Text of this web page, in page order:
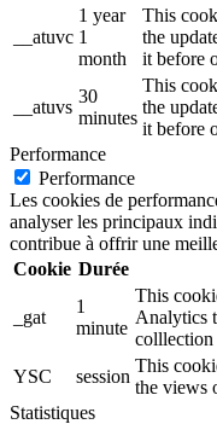
__atuvc
1 year
1
month
This
the
it before
__atuvs
30
minutes
This
the
it before
Performance
Performance
Les cookies de
analyser les principaux
contribue à offrir une
Cookie Durée
_gat
1
minute
This
Analytics
colllection
YSC
session
This
the views
Statistiques